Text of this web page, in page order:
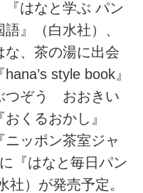
『はなと学ぶ パン
』（白水社）、
な、茶の湯に出会
style book』
つぞう おおきい
くるおかし』
ニッポン茶室ジャ
『はなと毎日パン
社）が発売予定。